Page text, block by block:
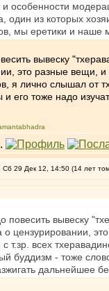
особенности
один из которых
мы еретики и наше
вывеску
это разные вещи, и
я лично слышал от
его тоже надо
Сб 29 Дек 12, 14:50 (14 лет
повесить вывеску
цензурировании,
с т.зр. всех
буддизм - тоже
дальнейшее